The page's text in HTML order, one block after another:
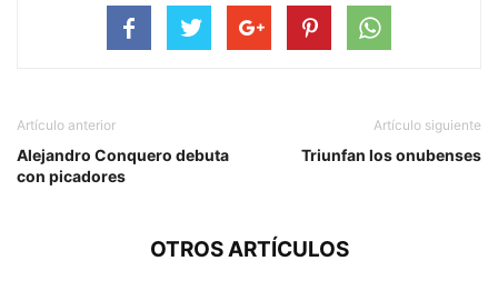
Artículo anterior
Alejandro Conquero debuta
con picadores
Artículo siguiente
Triunfan los onubenses
OTROS ARTÍCULOS